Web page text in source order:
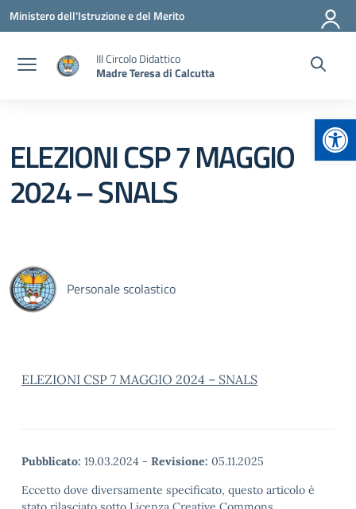
Vai ai contenuti
Vai al menu di navigazione
Vai al footer
Ministero dell'Istruzione e del Merito
III Circolo Didattico
Madre Teresa di Calcutta
ELEZIONI CSP 7 MAGGIO
2024 – SNALS
Personale scolastico
ELEZIONI CSP 7 MAGGIO 2024 – SNALS
Pubblicato: 19.03.2024 - Revisione: 05.11.2025
Eccetto dove diversamente specificato, questo articolo è